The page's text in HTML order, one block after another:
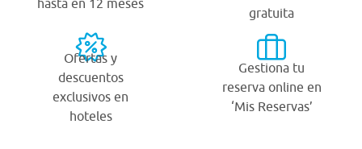
gratuita
Ofertas y
descuentos
exclusivos en
hoteles
Gestiona tu
reserva online en
‘Mis Reservas’